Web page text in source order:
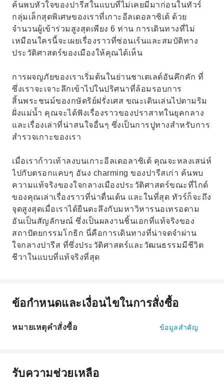
ค้นพบหัวใจของปารีสในแบบที่ไม่เคยมีมาก่อนในทัวร์
กลุ่มเล็กสุดพิเศษของเราที่เกาะอีลเดอลาซิเต้ ด้วย
จำนวนผู้เข้าร่วมสูงสุดเพียง 6 ท่าน การเดินทางที่ไม่
เหมือนใครนี้จะเผยเรื่องราวที่ซ่อนเร้นและสมบัติทาง
ประวัติศาสตร์ของเมืองให้คุณได้เห็น
การผจญภัยของเราเริ่มต้นในย่านชาเตเลต์อันคึกคัก ที่
ซึ่งเราจะเจาะลึกเข้าไปในปริศนาที่ล้อมรอบการ
สิ้นพระชนม์ของกษัตริย์ฝรั่งเศส ขณะเดินเล่นไปตามริม
ฝั่งแม่น้ำ คุณจะได้ฟังเรื่องราวของปราสาทในยุคกลาง
และเรื่องเล่าที่น่าสนใจอื่นๆ ซึ่งเป็นการปูทางสำหรับการ
สำรวจเกาะของเรา
เมื่อเราก้าวเท้าลงบนเกาะอีลเดอลาซิเต้ คุณจะหลงเสน่ห์
ไปกับตรอกแคบๆ อันง charming ของปารีสเก่า ค้นพบ
ความแท้จริงของใจกลางเมืองประวัติศาสตร์ขณะที่ไกด์
ของคุณเล่าเรื่องราวที่น่าตื่นเต้น และในที่สุด ทัวร์ก็จะถึง
จุดสูงสุดเมื่อเราได้ยืนตะลึงกับมหาวิหารนอเทรอดาม
อันเป็นสัญลักษณ์ ซึ่งเป็นผลงานชิ้นเอกที่แท้จริงของ
สถาปัตยกรรมโกธิก นี่คือการเดินทางที่น่าจดจำผ่าน
ใจกลางปารีส ที่ซึ่งประวัติศาสตร์และวัฒนธรรมมีชีวิต
ชีวาในแบบที่แท้จริงที่สุด
ข้อกำหนดและเงื่อนไขในการสั่งซื้อ
หมายเหตุคำสั่งซื้อ ข้อมูลสำคัญ
รับความช่วยเหลือ